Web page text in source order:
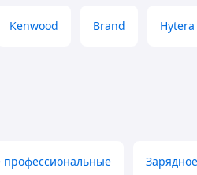
частота в условиях
Kenwood Brand Hytera